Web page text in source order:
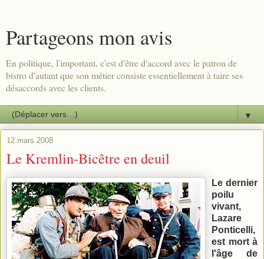
Partageons mon avis
En politique, l'important, c'est d'être d'accord avec le patron de
bistro d'autant que son métier consiste essentiellement à taire ses
désaccords avec les clients.
▼
12 mars 2008
Le Kremlin-Bicêtre en deuil
Le dernier
poilu
vivant,
Lazare
Ponticelli,
est mort à
l'âge de